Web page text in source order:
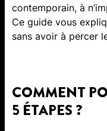
contemporain, à
Ce guide vous
sans avoir à percer
COMMENT
5 ÉTAPES ?